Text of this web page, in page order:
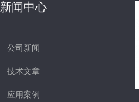
新闻中心
公司新闻
技术文章
应用案例